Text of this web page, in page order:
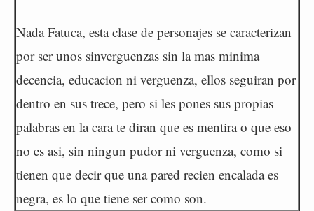
Nada Fatuca, esta clase de personajes se caracterizan
por ser unos sinverguenzas sin la mas minima
decencia, educacion ni verguenza, ellos seguiran por
dentro en sus trece, pero si les pones sus propias
palabras en la cara te diran que es mentira o que eso
no es asi, sin ningun pudor ni verguenza, como si
tienen que decir que una pared recien encalada es
negra, es lo que tiene ser como son.